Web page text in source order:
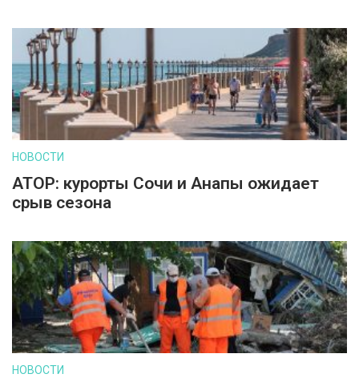
НОВОСТИ
АТОР: курорты Сочи и Анапы ожидает
срыв сезона
НОВОСТИ